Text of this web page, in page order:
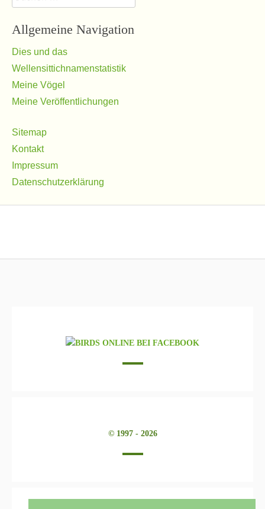
nach:
Allgemeine Navigation
Dies und das
Wellensittichnamenstatistik
Meine Vögel
Meine Veröffentlichungen
Sitemap
Kontakt
Impressum
Datenschutzerklärung
© 1997 - 2026